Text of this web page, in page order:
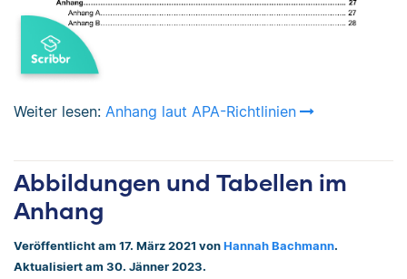
Weiter lesen: Anhang laut APA-Richtlinien
Abbildungen und Tabellen im
Anhang
Veröffentlicht am 17. März 2021 von Hannah Bachmann.
Aktualisiert am 30. Jänner 2023.